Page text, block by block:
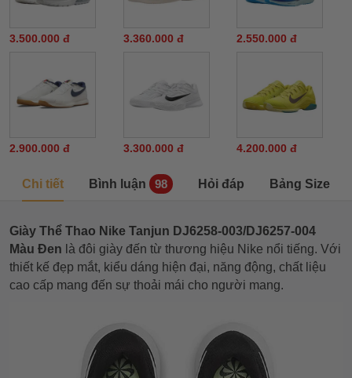
3.500.000 đ 3.360.000 đ 2.550.000 đ
2.900.000 đ 3.300.000 đ 4.200.000 đ
Chi tiết Bình luận 98 Hỏi đáp Bảng Size
Giày Thể Thao Nike Tanjun DJ6258-003/DJ6257-004
Màu Đen là đôi giày đến từ thương hiệu Nike nổi tiếng. Với
thiết kế đẹp mắt, kiểu dáng hiện đại, năng động, chất liệu
cao cấp mang đến sự thoải mái cho người mang.